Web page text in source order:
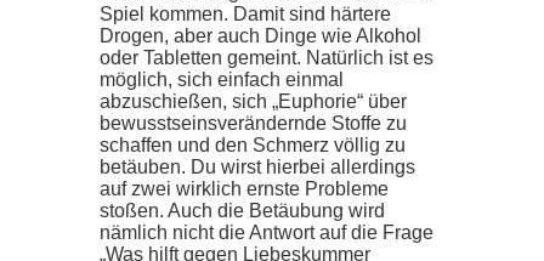
Spiel kommen. Damit sind härtere
Drogen, aber auch Dinge wie Alkohol
oder Tabletten gemeint. Natürlich ist es
möglich, sich einfach einmal
abzuschießen, sich „Euphorie“ über
bewusstseinsverändernde Stoffe zu
schaffen und den Schmerz völlig zu
betäuben. Du wirst hierbei allerdings
auf zwei wirklich ernste Probleme
stoßen. Auch die Betäubung wird
nämlich nicht die Antwort auf die Frage
„Was hilft gegen Liebeskummer